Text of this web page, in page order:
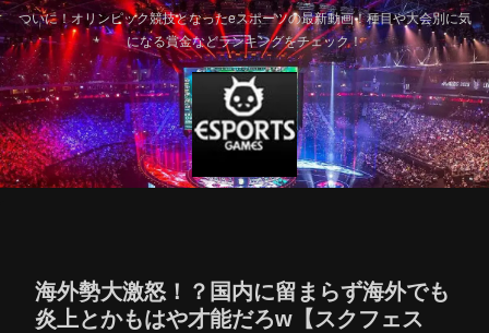
ついに！オリンピック競技となったeスポーツの最新動画！種目や大会別に気
になる賞金などランキングをチェック！
海外勢大激怒！？国内に留まらず海外でも
炎上とかもはや才能だろw【スクフェス